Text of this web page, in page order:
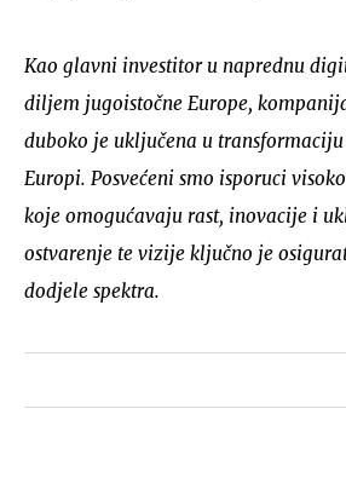
Kao glavni investitor u naprednu
diljem jugoistočne Europe,
duboko je uključena u
Europi. Posvećeni smo isporuci
koje omogućavaju rast, inovacije i
ostvarenje te vizije ključno je
dodjele spektra.